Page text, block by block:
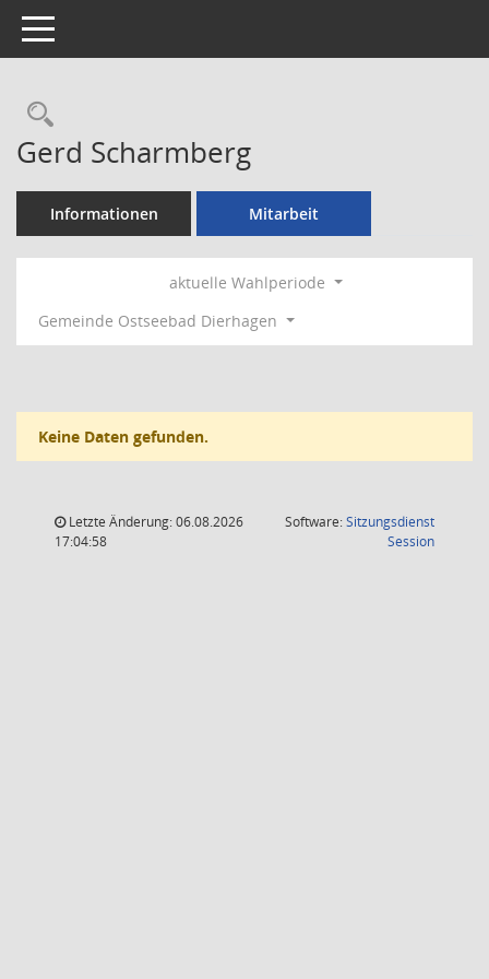
Toggle navigation
Rechercheauswahl
Gerd Scharmberg
Informationen Mitarbeit
aktuelle Wahlperiode
Gemeinde Ostseebad Dierhagen
Keine Daten gefunden.
Letzte Änderung: 06.08.2026
17:04:58
Software:Sitzungsdienst
Session(Wird in